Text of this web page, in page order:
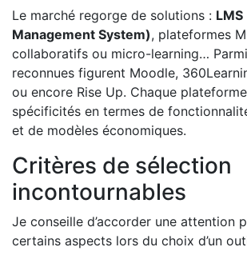
Le marché regorge de solutions :
Management System), plateformes
collaboratifs ou micro-learning…
reconnues figurent Moodle,
ou encore Rise Up. Chaque
spécificités en termes de
et de modèles économiques.
Critères de sélection
incontournables
Je conseille d’accorder une attention
certains aspects lors du choix d’un